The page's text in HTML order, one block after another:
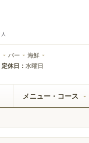
人
バー 海鮮
定休日： 水曜日
メニュー・コース